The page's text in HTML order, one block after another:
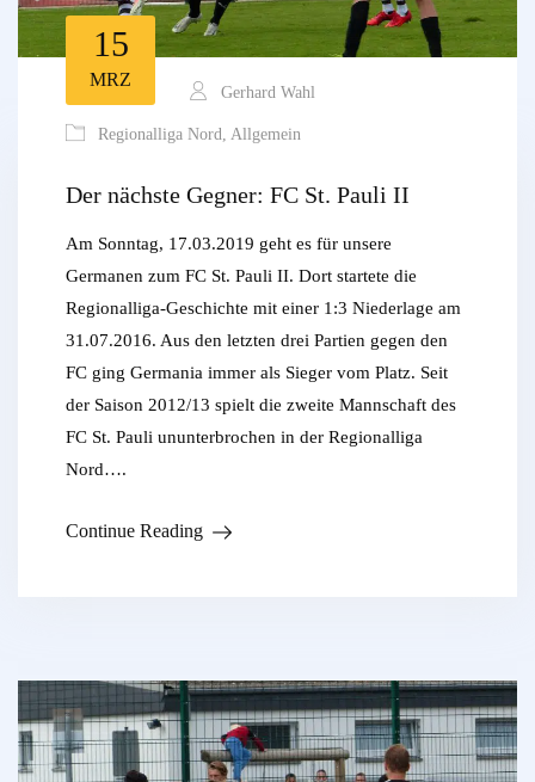
15
MRZ
Gerhard Wahl
Regionalliga Nord, Allgemein
Der nächste Gegner: FC St. Pauli II
Am Sonntag, 17.03.2019 geht es für unsere
Germanen zum FC St. Pauli II. Dort startete die
Regionalliga-Geschichte mit einer 1:3 Niederlage am
31.07.2016. Aus den letzten drei Partien gegen den
FC ging Germania immer als Sieger vom Platz. Seit
der Saison 2012/13 spielt die zweite Mannschaft des
FC St. Pauli ununterbrochen in der Regionalliga
Nord….
Continue Reading